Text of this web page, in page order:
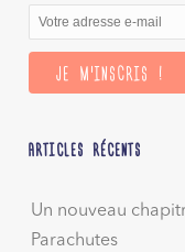
ARTICLES RÉCENTS
Un nouveau
Parachutes